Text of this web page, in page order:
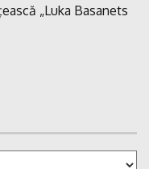
„Luka Basanets